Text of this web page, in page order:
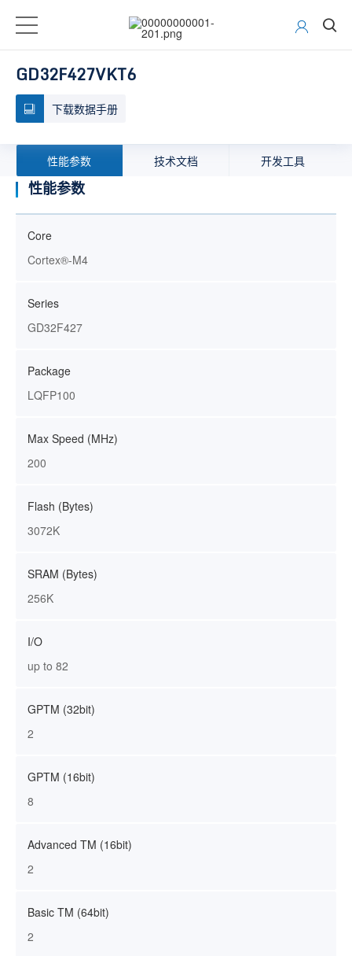
GD32F427VKT6
下载数据手册
性能参数 技术文档 开发工具
性能参数
Core
Cortex®-M4
Series
GD32F427
Package
LQFP100
Max Speed (MHz)
200
Flash (Bytes)
3072K
SRAM (Bytes)
256K
I/O
up to 82
GPTM (32bit)
2
GPTM (16bit)
8
Advanced TM (16bit)
2
Basic TM (64bit)
2